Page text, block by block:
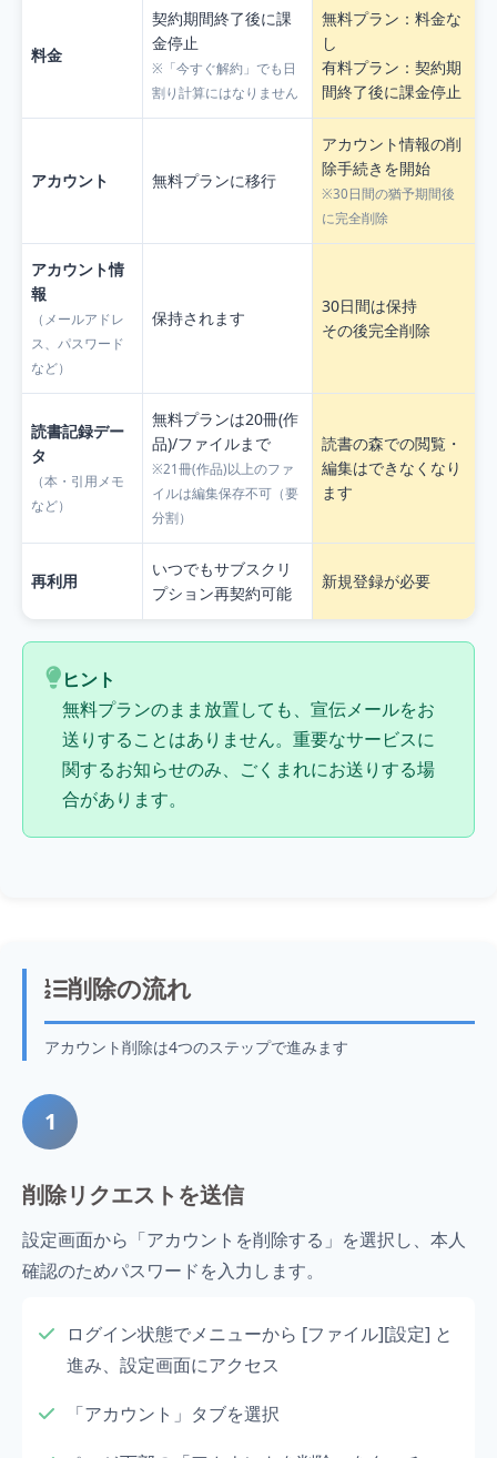
料金
契約期間終了後に課
金停止
※「今すぐ解約」でも日
割り計算にはなりません
無料プラン：料金な
し
有料プラン：契約期
間終了後に課金停止
アカウント 無料プランに移行
アカウント情報の削
除手続きを開始
※30日間の猶予期間後
に完全削除
アカウント情
報
（メールアドレ
ス、パスワード
など）
保持されます
30日間は保持
その後完全削除
読書記録デー
タ
（本・引用メモ
など）
無料プランは20冊(作
品)/ファイルまで
※21冊(作品)以上のファ
イルは編集保存不可（要
分割）
読書の森での閲覧・
編集はできなくなり
ます
再利用
いつでもサブスクリ
プション再契約可能
新規登録が必要
ヒント
無料プランのまま放置しても、宣伝メールをお
送りすることはありません。重要なサービスに
関するお知らせのみ、ごくまれにお送りする場
合があります。
削除の流れ
アカウント削除は4つのステップで進みます
1
削除リクエストを送信
設定画面から「アカウントを削除する」を選択し、本人
確認のためパスワードを入力します。
ログイン状態でメニューから [ファイル][設定] と
進み、設定画面にアクセス
「アカウント」タブを選択